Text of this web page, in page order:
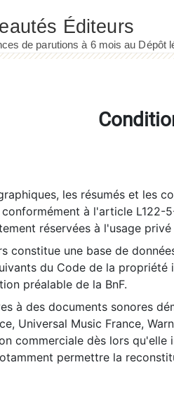
les résumés et les
à l'article L122-
réservées à l'usage
constitue une base de
du Code de la
préalable de la BnF.
à des documents sonores
Universal Music France,
commerciale dès lors
permettre la